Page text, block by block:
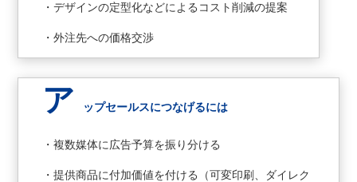
・デザインの定型化などによるコスト削減の提案
・外注先への価格交渉
ア ップセールスにつなげるには
・複数媒体に広告予算を振り分ける
・提供商品に付加価値を付ける（可変印刷、ダイレク